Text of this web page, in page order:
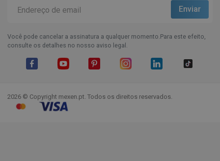
Você pode cancelar a assinatura a qualquer momento.Para este efeito,
consulte os detalhes no nosso aviso legal.
2026 © Copyright mexen.pt. Todos os direitos reservados.